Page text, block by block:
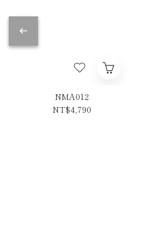
NMA012
NT$4,790